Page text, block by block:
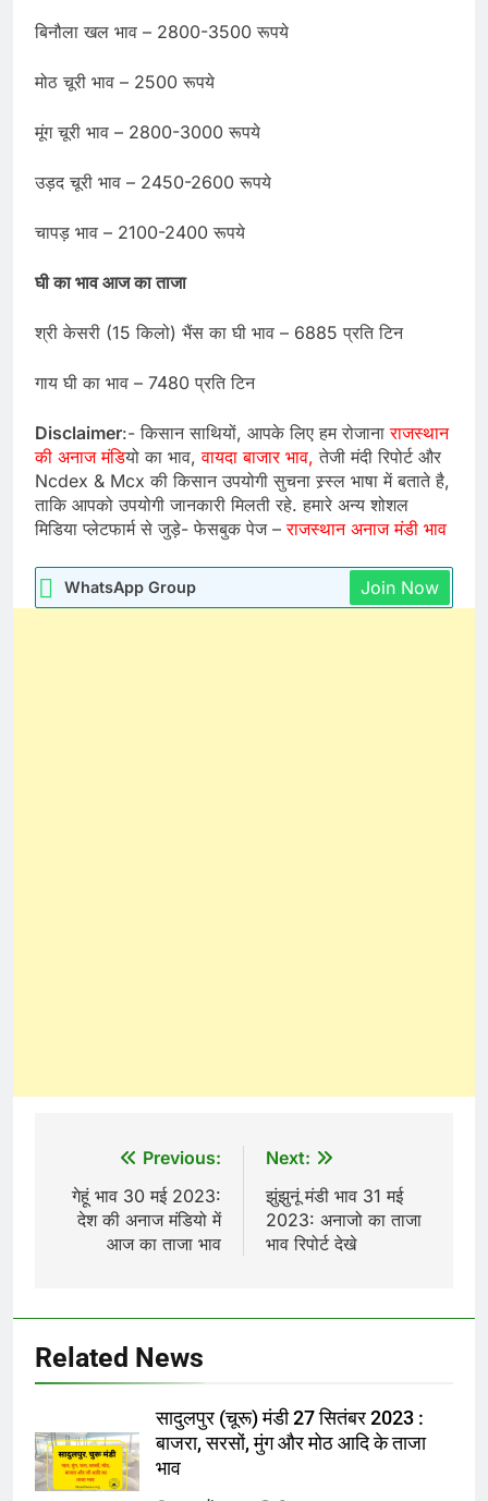
बिनौला खल भाव – 2800-3500 रूपये
मोठ चूरी भाव – 2500 रूपये
मूंग चूरी भाव – 2800-3000 रूपये
उड़द चूरी भाव – 2450-2600 रूपये
चापड़ भाव – 2100-2400 रूपये
घी का भाव आज का ताजा
श्री केसरी (15 किलो) भैंस का घी भाव – 6885 प्रति टिन
गाय घी का भाव – 7480 प्रति टिन
Disclaimer:- किसान साथियों, आपके लिए हम रोजानाराजस्थान
की अनाज मंडियो का भाव, वायदा बाजार भाव, तेजी मंदी रिपोर्ट और
Ncdex & Mcx की किसान उपयोगी सुचना स्र्स्ल भाषा में बताते है,
ताकि आपको उपयोगी जानकारी मिलती रहे. हमारे अन्य शोशल
मिडिया प्लेटफार्म से जुड़े- फेसबुक पेज –राजस्थान अनाज मंडी भाव
WhatsApp Group Join Now
navigation
Previous:
गेहूं भाव 30 मई 2023:
देश की अनाज मंडियो में
आज का ताजा भाव
Next:
झुंझुनूं मंडी भाव 31 मई
2023: अनाजो का ताजा
भाव रिपोर्ट देखे
Related News
सादुलपुर (चूरू) मंडी 27 सितंबर 2023 :
बाजरा, सरसों, मुंग और मोठ आदि के ताजा
भाव